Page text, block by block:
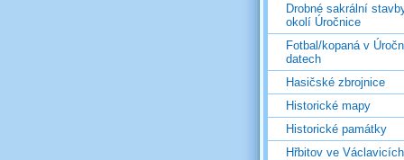
Drobné sakrální
okolí Úročnice
Fotbal/kopaná v
datech
Hasičské zbrojnice
Historické mapy
Historické památky
Hřbitov ve Václavicích